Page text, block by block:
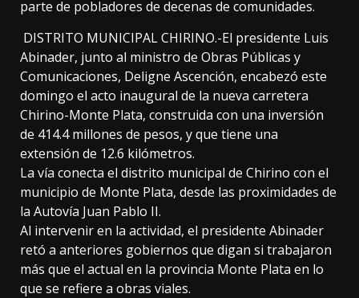
parte de pobladores de decenas de comunidades.
DISTRITO MUNICIPAL CHIRINO.-El presidente Luis
Abinader, junto al ministro de Obras Públicas y
Comunicaciones, Deligne Ascención, encabezó este
domingo el acto inaugural de la nueva carretera
Chirino-Monte Plata, construida con una inversión
de 414.4 millones de pesos, y que tiene una
extensión de 12.6 kilómetros.
La vía conecta el distrito municipal de Chirino con el
municipio de Monte Plata, desde las proximidades de
la Autovía Juan Pablo II.
Al intervenir en la actividad, el presidente Abinader
retó a anteriores gobiernos que digan si trabajaron
más que el actual en la provincia Monte Plata en lo
que se refiere a obras viales.